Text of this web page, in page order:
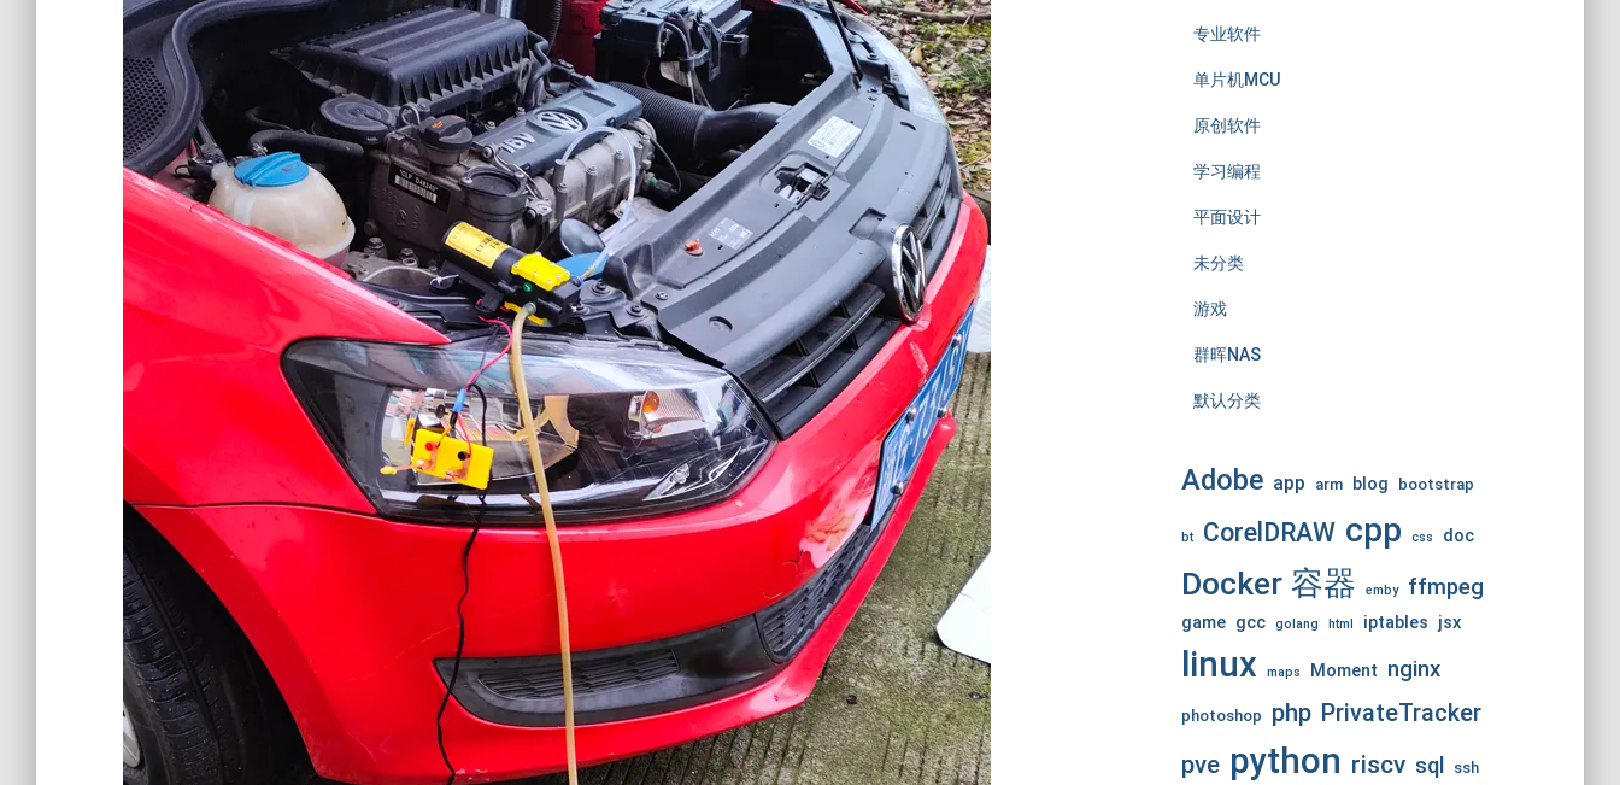
专业软件
单片机MCU
原创软件
学习编程
平面设计
未分类
游戏
群晖NAS
默认分类
Adobe app arm blog bootstrap
bt CorelDRAW cpp css doc
Docker 容器 emby ffmpeg
game gcc golang html iptables jsx
linux maps Moment nginx
photoshop php PrivateTracker
pve python riscv sql ssh